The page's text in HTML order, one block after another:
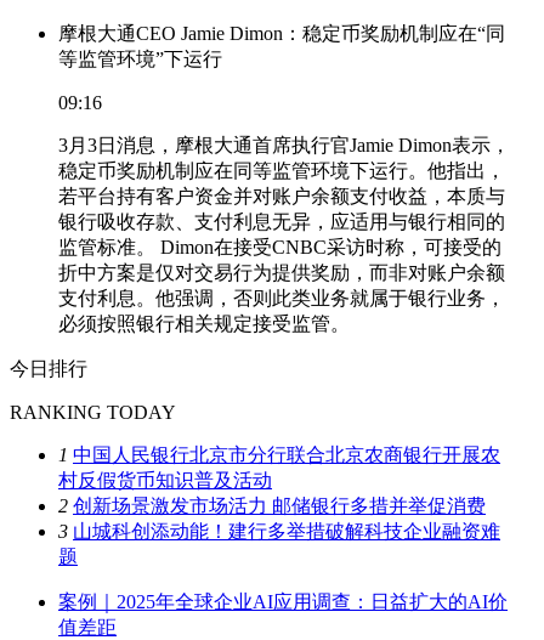
摩根大通CEO Jamie Dimon：稳定币奖励机制应在“同
等监管环境”下运行
09:16
3月3日消息，摩根大通首席执行官Jamie Dimon表示，
稳定币奖励机制应在同等监管环境下运行。他指出，
若平台持有客户资金并对账户余额支付收益，本质与
银行吸收存款、支付利息无异，应适用与银行相同的
监管标准。 Dimon在接受CNBC采访时称，可接受的
折中方案是仅对交易行为提供奖励，而非对账户余额
支付利息。他强调，否则此类业务就属于银行业务，
必须按照银行相关规定接受监管。
今日排行
RANKING TODAY
1 中国人民银行北京市分行联合北京农商银行开展农
村反假货币知识普及活动
2 创新场景激发市场活力 邮储银行多措并举促消费
3 山城科创添动能！建行多举措破解科技企业融资难
题
案例｜2025年全球企业AI应用调查：日益扩大的AI价
值差距